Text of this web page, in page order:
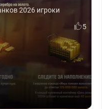
2026 игроки
5